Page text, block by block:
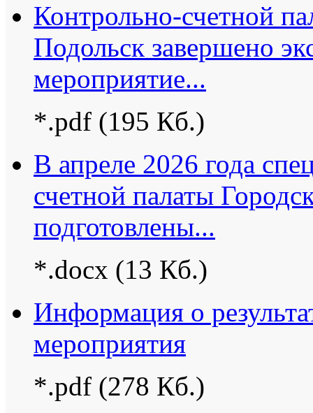
Контрольно-счетной
Подольск завершено
мероприятие...
*.pdf (195 Кб.)
В апреле 2026 года
счетной палаты
подготовлены...
*.docx (13 Кб.)
Информация о
мероприятия
*.pdf (278 Кб.)